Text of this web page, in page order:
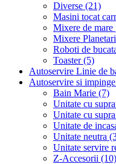
Diverse (21)
Masini tocat
Mixere de mare
Mixere
Roboti de
Toaster (5)
Autoservire Linie de
Autoservire si
Bain Marie (7)
Unitate cu
Unitate cu
Unitate de
Unitate neutra
Unitate servire
Z-Accesorii (10)